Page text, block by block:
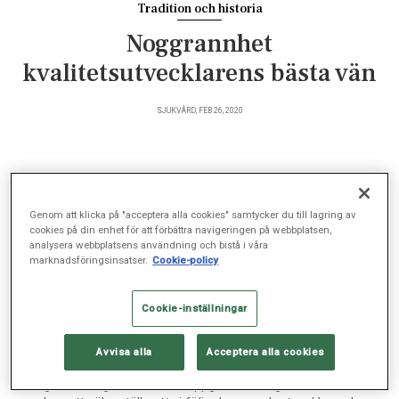
Tradition och historia
Noggrannhet
kvalitetsutvecklarens bästa vän
SJUKVÅRD, FEB 26, 2020
Caroline Lagerman steget över till mer
administrativa uppgifter. I dag är hon
kvalitetsutvecklare på Sophiahemmet och verkar för
engagemang och delaktighet.
Vad gör du i din roll som kvalitetsutvecklare?
Genom att klicka på "acceptera alla cookies" samtycker du till lagring av
cookies på din enhet för att förbättra navigeringen på webbplatsen,
analysera webbplatsens användning och bistå i våra
marknadsföringsinsatser. Cookie-policy
Cookie-inställningar
Avvisa alla Acceptera alla cookies